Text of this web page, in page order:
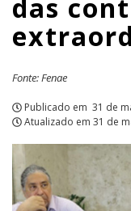
|
APCEF/SP
das
Fonte: Fenae
Publicado em 31 de
Atualizado em 31 de